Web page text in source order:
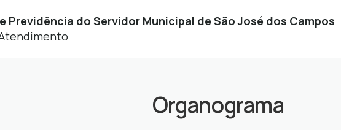
Previdência do Servidor Municipal de São José dos Campos
Organograma